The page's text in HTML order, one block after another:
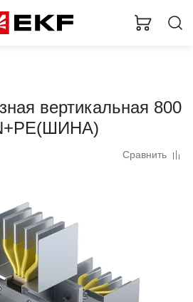
вертикальная 800
Сравнить